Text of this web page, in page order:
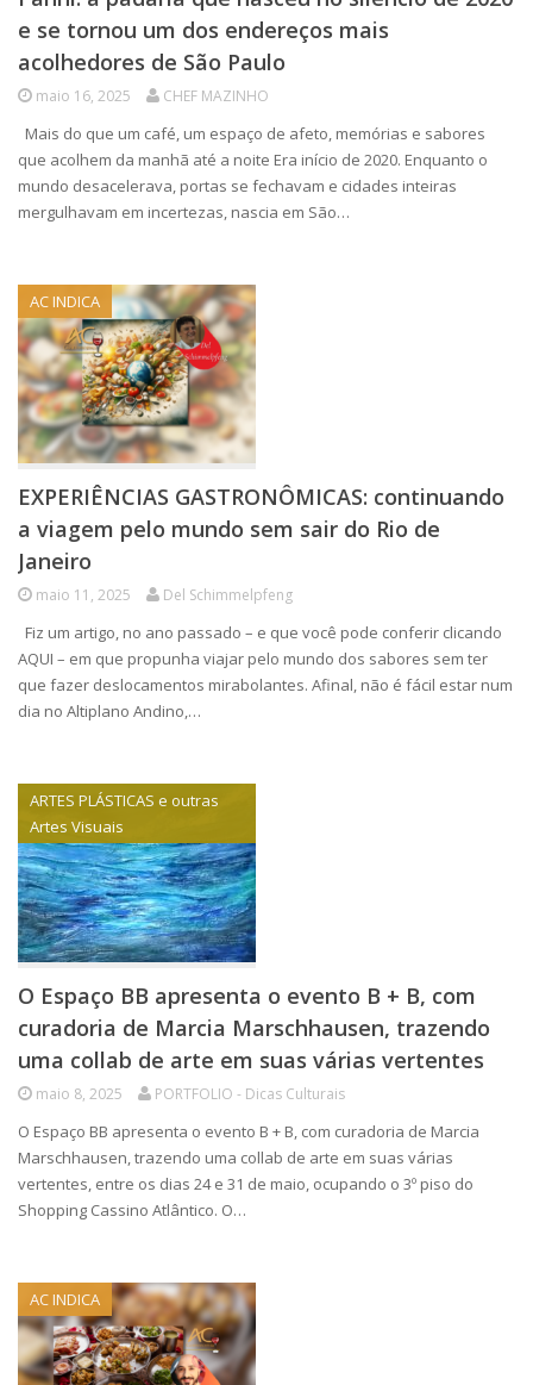
e se tornou um dos endereços mais
acolhedores de São Paulo
maio 16, 2025 CHEF MAZINHO
Mais do que um café, um espaço de afeto, memórias e sabores
que acolhem da manhã até a noite Era início de 2020. Enquanto o
mundo desacelerava, portas se fechavam e cidades inteiras
mergulhavam em incertezas, nascia em São…
AC INDICA
EXPERIÊNCIAS GASTRONÔMICAS: continuando
a viagem pelo mundo sem sair do Rio de
Janeiro
maio 11, 2025 Del Schimmelpfeng
Fiz um artigo, no ano passado – e que você pode conferir clicando
AQUI – em que propunha viajar pelo mundo dos sabores sem ter
que fazer deslocamentos mirabolantes. Afinal, não é fácil estar num
dia no Altiplano Andino,…
ARTES PLÁSTICAS e outras
Artes Visuais
O Espaço BB apresenta o evento B + B, com
curadoria de Marcia Marschhausen, trazendo
uma collab de arte em suas várias vertentes
maio 8, 2025 PORTFOLIO - Dicas Culturais
O Espaço BB apresenta o evento B + B, com curadoria de Marcia
Marschhausen, trazendo uma collab de arte em suas várias
vertentes, entre os dias 24 e 31 de maio, ocupando o 3º piso do
Shopping Cassino Atlântico. O…
AC INDICA